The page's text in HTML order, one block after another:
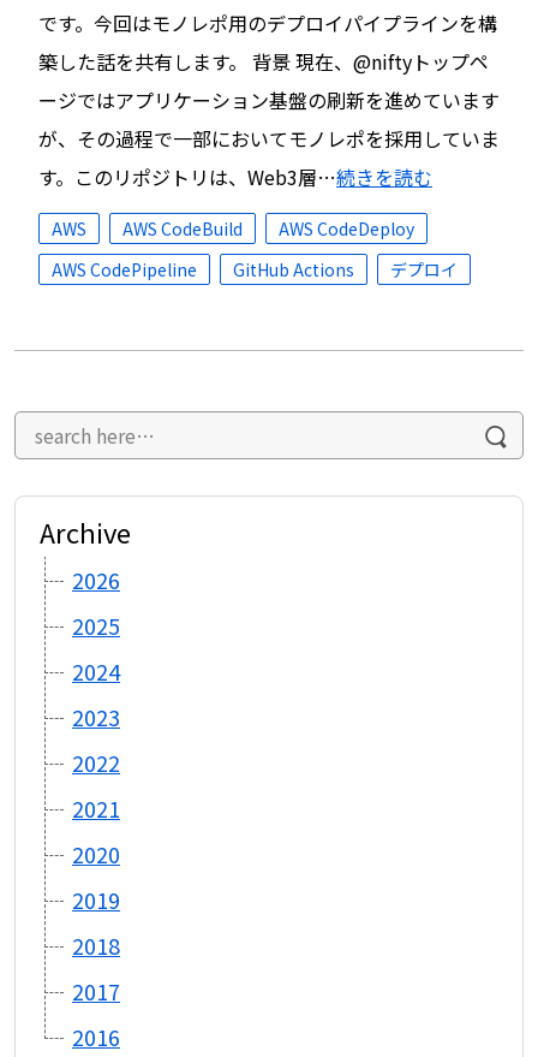
です。今回はモノレポ用のデプロイパイプラインを構
築した話を共有します。 背景 現在、@niftyトップペ
ージではアプリケーション基盤の刷新を進めています
が、その過程で一部においてモノレポを採用していま
す。このリポジトリは、Web3層…続きを読む
AWS AWS CodeBuild
AWS CodeDeploy
AWS CodePipeline
GitHub Actions デプロイ
Archive
2026
2025
2024
2023
2022
2021
2020
2019
2018
2017
2016